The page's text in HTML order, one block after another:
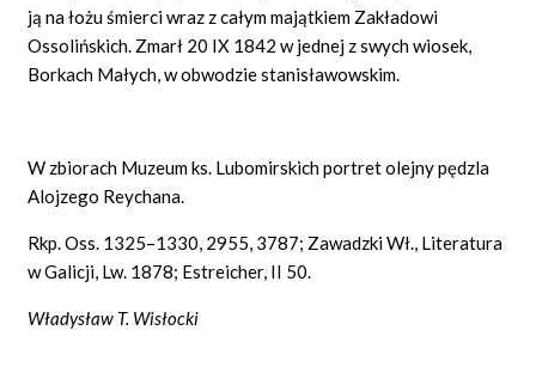
ją na łożu śmierci wraz z całym majątkiem Zakładowi
Ossolińskich. Zmarł 20 IX 1842 w jednej z swych wiosek,
Borkach Małych, w obwodzie stanisławowskim.
W zbiorach Muzeum ks. Lubomirskich portret olejny pędzla
Alojzego Reychana.
Rkp. Oss. 1325–1330, 2955, 3787; Zawadzki Wł., Literatura
w Galicji, Lw. 1878; Estreicher, II 50.
Władysław T. Wisłocki